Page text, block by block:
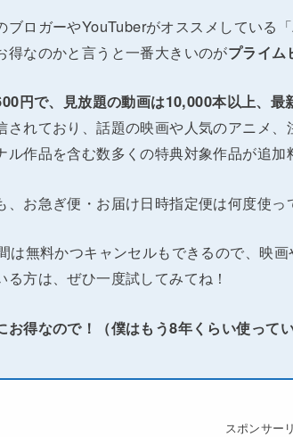
ブロガーやYouTuberがオススメしている
得なのかと言うと一番大きいのがプライム
円で、見放題の動画は10,000本以上、
されており、話題の映画や人気のアニメ
ル作品を含む数多くの特典対象作品が追加
、お急ぎ便・お届け日時指定便は何度使
は無料かつキャンセルもできるので、映
る方は、ぜひ一度試してみてね！
お得なので！（僕はもう8年くらい使ってい
スポンサー